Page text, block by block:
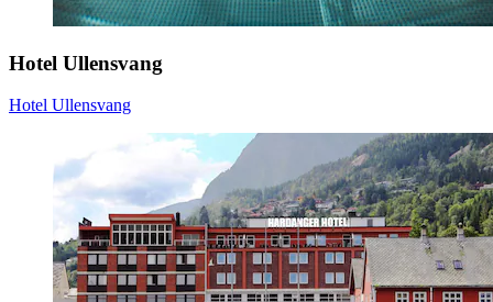
Hotel Ullensvang
Hotel Ullensvang